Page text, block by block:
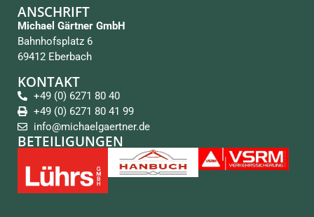
ANSCHRIFT
Michael Gärtner GmbH
Bahnhofsplatz 6
69412 Eberbach
KONTAKT
+49 (0) 6271 80 40
+49 (0) 6271 80 41 99
info@michaelgaertner.de
BETEILIGUNGEN